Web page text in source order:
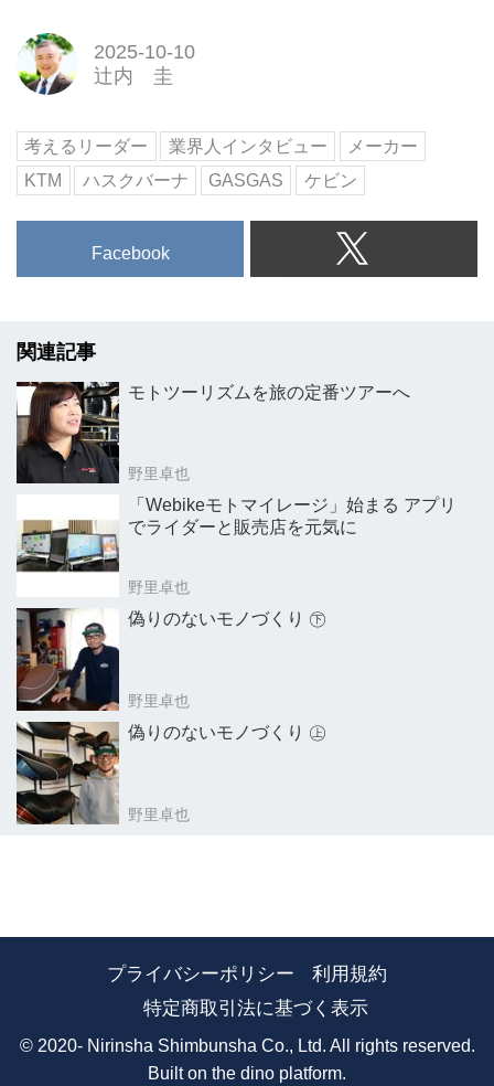
2025-10-10
辻内 圭
考えるリーダー 業界人インタビュー
メーカー
KTM
ハスクバーナ GASGAS ケビン
Facebook
関連記事
モトツーリズムを旅の定番ツアーへ
野里卓也
「Webikeモトマイレージ」始まる アプリ
でライダーと販売店を元気に
野里卓也
偽りのないモノづくり ㊦
野里卓也
偽りのないモノづくり ㊤
野里卓也
プライバシーポリシー
利用規約
特定商取引法に基づく表示
© 2020- Nirinsha Shimbunsha Co., Ltd. All rights reserved.
Built on the dino platform.